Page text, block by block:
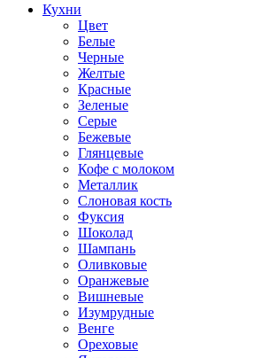
Кухни
Цвет
Белые
Черные
Желтые
Красные
Зеленые
Серые
Бежевые
Глянцевые
Кофе с молоком
Металлик
Слоновая кость
Фуксия
Шоколад
Шампань
Оливковые
Оранжевые
Вишневые
Изумрудные
Венге
Ореховые